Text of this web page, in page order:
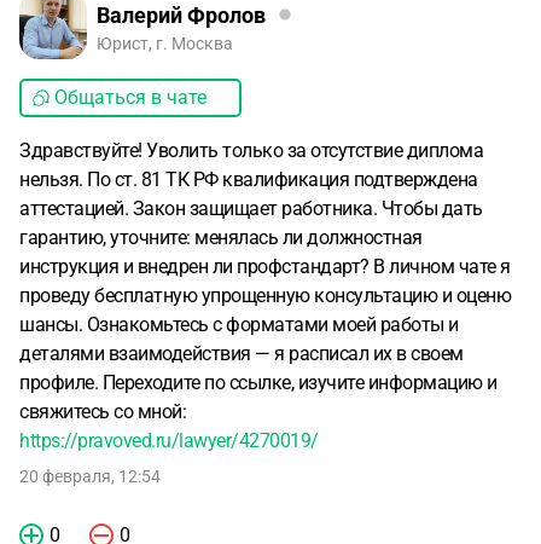
Валерий Фролов
Юрист, г. Москва
Общаться в чате
Здравствуйте! Уволить только за отсутствие диплома
нельзя. По ст. 81 ТК РФ квалификация подтверждена
аттестацией. Закон защищает работника. Чтобы дать
гарантию, уточните: менялась ли должностная
инструкция и внедрен ли профстандарт? В личном чате я
проведу бесплатную упрощенную консультацию и оценю
шансы. Ознакомьтесь с форматами моей работы и
деталями взаимодействия — я расписал их в своем
профиле. Переходите по ссылке, изучите информацию и
свяжитесь со мной:
https://pravoved.ru/lawyer/4270019/
20 февраля, 12:54
0 0